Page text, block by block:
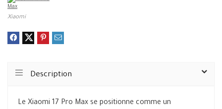
Xiaomi
Description
Le Xiaomi 17 Pro Max se positionne comme un